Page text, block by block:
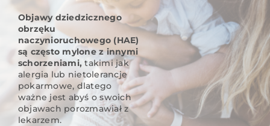
Objawy dziedzicznego
obrzęku
naczynioruchowego (HAE)
są często mylone z innymi
schorzeniami, takimi jak
alergia lub nietolerancje
pokarmowe, dlatego
ważne jest abyś o swoich
objawach porozmawiał z
lekarzem.